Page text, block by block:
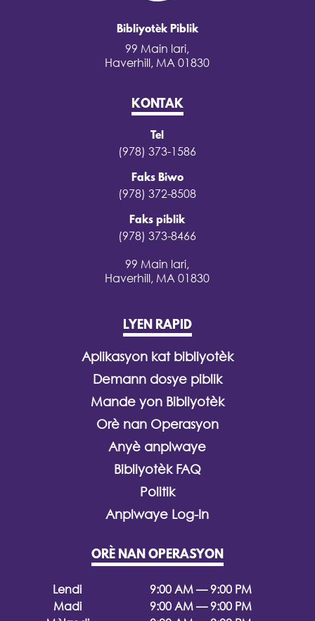
Bibliyotèk Piblik
99 Main lari,
Haverhill, MA 01830
KONTAK
Tel
(978) 373-1586
Faks Biwo
(978) 372-8508
Faks piblik
(978) 373-8466
99 Main lari,
Haverhill, MA 01830
LYEN RAPID
Aplikasyon kat bibliyotèk
Demann dosye piblik
Mande yon Bibliyotèk
Orè nan Operasyon
Anyè anplwaye
Bibliyotèk FAQ
Politik
Anplwaye Log-In
ORÈ NAN OPERASYON
Lendi
9:00 AM — 9:00 PM
Madi
9:00 AM — 9:00 PM